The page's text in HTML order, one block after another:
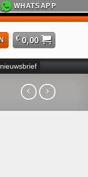
WHATSAPP
€ 0,00